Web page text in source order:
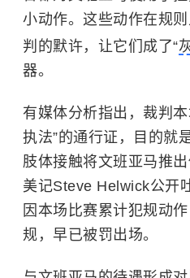
小动作。这些动作在规
判的默许，让它们成了“
器。
有媒体分析指出，裁判
执法”的通行证，目的就
肢体接触将文班亚马推
美记Steve Helwick公开
因本场比赛累计犯规动
规，早已被罚出场。